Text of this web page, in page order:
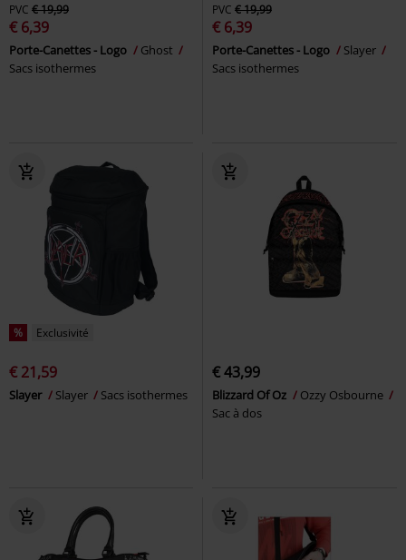
PVC € 19,99
€ 6,39
Porte-Canettes - Logo
Ghost
Sacs isothermes
PVC € 19,99
€ 6,39
Porte-Canettes - Logo
Slayer
Sacs isothermes
% Exclusivité
€ 21,59
Slayer Slayer Sacs isothermes
€ 43,99
Blizzard Of Oz
Ozzy Osbourne
Sac à dos